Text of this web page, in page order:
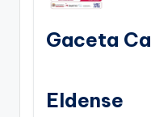
Gaceta
Eldense